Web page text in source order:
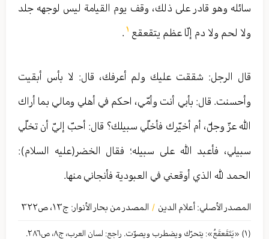
سائله وهو قادر على ذلك، وقف يوم القيامة ليس لوجهه جلد
ولا لحم ولا دم إلّا عظم يتقعقع
.
قال الرجل: شققت عليك ولم أعرفك، قال: لا بأس أبقيت
وأحسنت. قال: بأبي أنت وأمّي، احكم في أهلي ومالي بما أراك
الله عزّ وجلّ، أم أخيّرك فأخلّي سبيلك؟ قال: أحبّ إليّ أن تخلّي
سبيلي، فأعبد الله على سبيله؛ فقال الخضر(عليه السلام):
الحمد للّٰه الذي أوقعني في العبودية فأنجاني منها.
المصدر الأصلي: أعلام الدین / المصدر من بحار الأنوار: ج١٣، ص٣٢٢
(١) «یَتَقَعقَعُ»: یتحرّك ویضطرب ویصوّت. راجع: لسان العرب، ج٨، ص٢٨٦.